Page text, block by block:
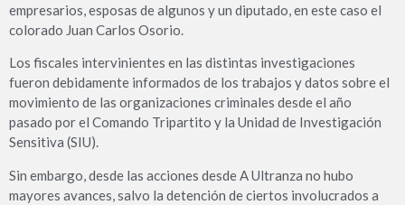
empresarios, esposas de algunos y un diputado, en este caso el
colorado Juan Carlos Osorio.
Los fiscales intervinientes en las distintas investigaciones
fueron debidamente informados de los trabajos y datos sobre el
movimiento de las organizaciones criminales desde el año
pasado por el Comando Tripartito y la Unidad de Investigación
Sensitiva (SIU).
Sin embargo, desde las acciones desde A Ultranza no hubo
mayores avances, salvo la detención de ciertos involucrados a